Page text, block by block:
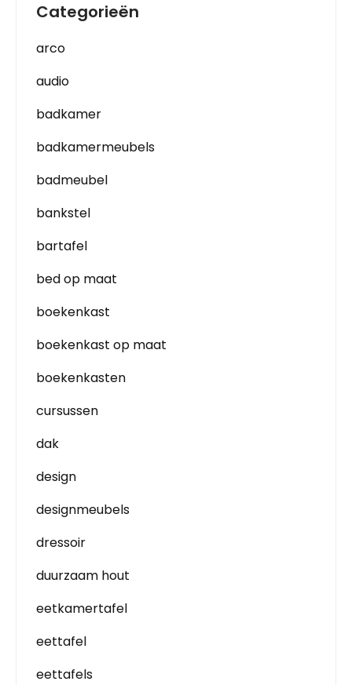
Categorieën
arco
audio
badkamer
badkamermeubels
badmeubel
bankstel
bartafel
bed op maat
boekenkast
boekenkast op maat
boekenkasten
cursussen
dak
design
designmeubels
dressoir
duurzaam hout
eetkamertafel
eettafel
eettafels